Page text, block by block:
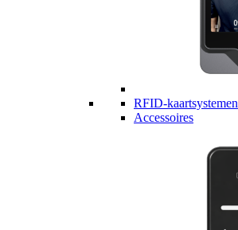
RFID-kaartsystemen
Accessoires